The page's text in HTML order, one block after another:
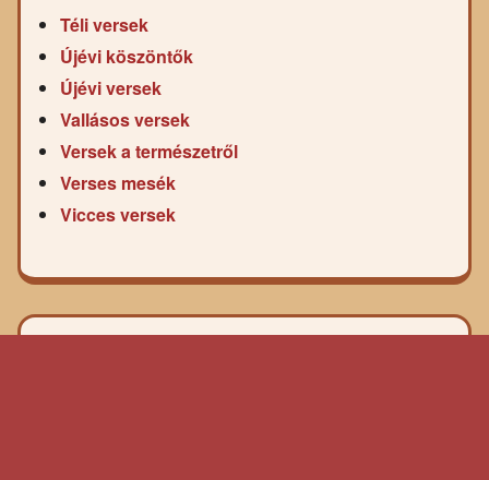
Téli versek
Újévi köszöntők
Újévi versek
Vallásos versek
Versek a természetről
Verses mesék
Vicces versek